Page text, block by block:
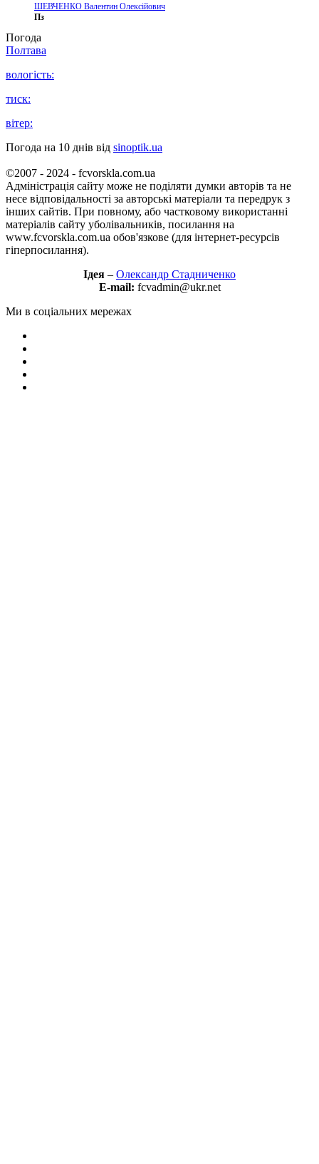
ШЕВЧЕНКО Валентин Олексійович
Пз
Погода
Полтава
вологість:
тиск:
вітер:
Погода на 10 днів від sinoptik.ua
©2007 - 2024 - fcvorskla.com.ua
Адміністрація сайту може не поділяти думки авторів та не
несе відповідальності за авторські матеріали та передрук з
інших сайтів. При повному, або частковому використанні
матеріалів сайту уболівальників, посилання на
www.fcvorskla.com.ua обов'язкове (для інтернет-ресурсів
гіперпосилання).
Ідея – Олександр Стадниченко
E-mail: fcvadmin@ukr.net
Ми в соціальних мережах